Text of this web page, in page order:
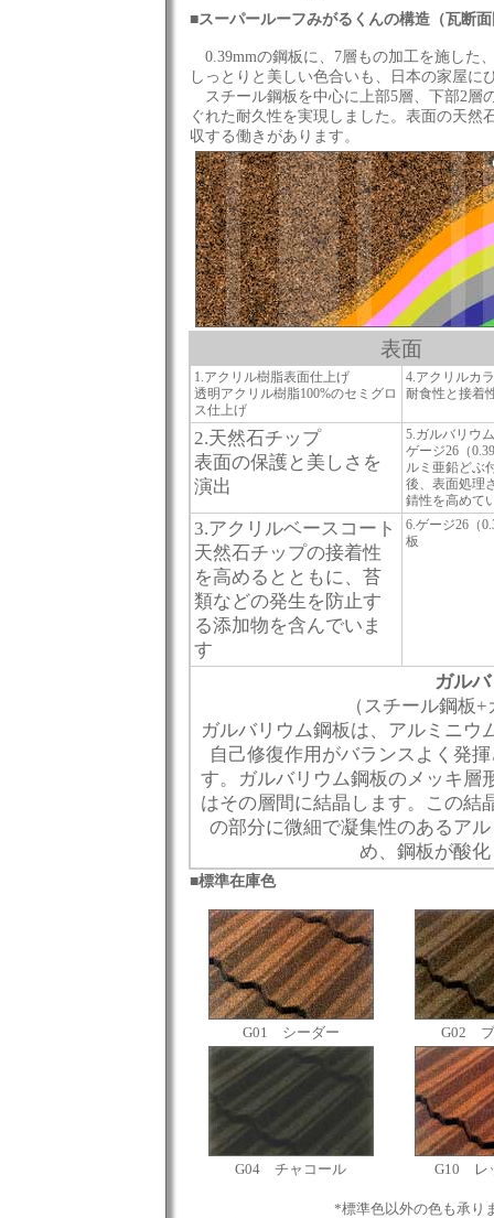
■スーパールーフみがるくんの構造（瓦断
0.39mmの鋼板に、7層もの加工を施した
しっとりと美しい色合いも、日本の家屋に
スチール鋼板を中心に上部5層、下部2層
ぐれた耐久性を実現しました。表面の天
収する働きがあります。
表面
1.アクリル樹脂表面仕上げ
透明アクリル樹脂100%のセミグロ
ス仕上げ
4.アクリルカ
耐食性と接着
2.天然石チップ
表面の保護と美しさを
演出
5.ガルバリウ
ゲージ26（
ルミ亜鉛どぶ
後、表面処理
錆性を高めて
3.アクリルベースコート
天然石チップの接着性
を高めるとともに、苔
類などの発生を防止す
る添加物を含んでいま
す
6.ゲージ26（
板
ガル
（スチール鋼板
ガルバリウム鋼板は、アルミニウ
自己修復作用がバランスよく発
す。ガルバリウム鋼板のメッキ層
はその層間に結晶します。この結
の部分に微細で凝集性のあるア
め、鋼板が酸
■標準在庫色
G01 シーダー G02 ブ
G04 チャコール G10 レ
*標準色以外の色も承り